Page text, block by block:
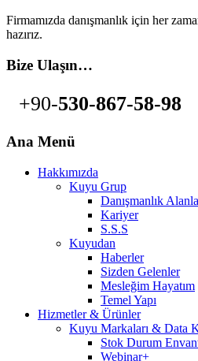
Firmamızda danışmanlık için her
hazırız.
Bize Ulaşın…
+90-530-867-58-98
Ana Menü
Hakkımızda
Kuyu Grup
Danışmanlık
Kariyer
S.S.S
Kuyudan
Haberler
Sizden Gelenler
Mesleğim Hayatım
Temel Yapı
Hizmetler & Ürünler
Kuyu Markaları & Data
Stok Durum
Webinar+